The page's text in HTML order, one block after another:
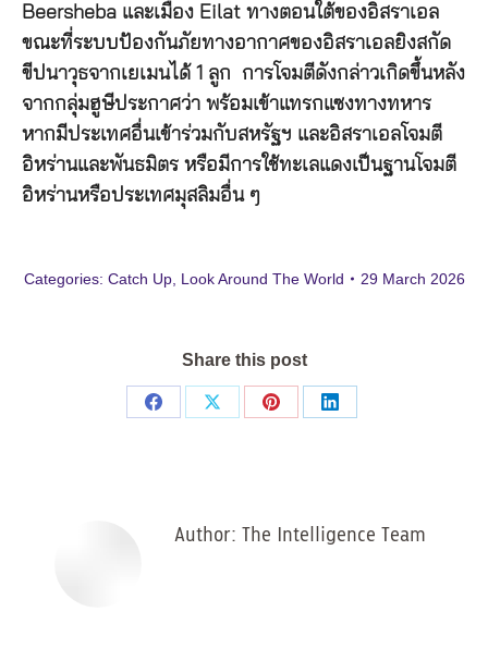
Beersheba และเมือง Eilat ทางตอนใต้ของอิสราเอล
ขณะที่ระบบป้องกันภัยทางอากาศของอิสราเอลยิงสกัด
ขีปนาวุธจากเยเมนได้ 1 ลูก การโจมตีดังกล่าวเกิดขึ้นหลัง
จากกลุ่มฮูษีประกาศว่า พร้อมเข้าแทรกแซงทางทหาร
หากมีประเทศอื่นเข้าร่วมกับสหรัฐฯ และอิสราเอลโจมตี
อิหร่านและพันธมิตร หรือมีการใช้ทะเลแดงเป็นฐานโจมตี
อิหร่านหรือประเทศมุสลิมอื่น ๆ
Categories: Catch Up, Look Around The World 29 March 2026
Share this post
Share
Share
Share
Share
Author: The Intelligence Team